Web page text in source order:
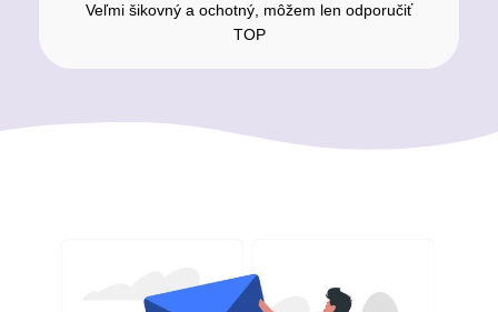
Veľmi šikovný a ochotný, môžem len odporučiť
TOP